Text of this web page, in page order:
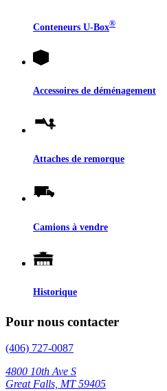
Conteneurs U-Box®
Accessoires de déménagement
Attaches de remorque
Camions à vendre
Historique
Pour nous contacter
(406) 727-0087
4800 10th Ave S
Great Falls, MT 59405